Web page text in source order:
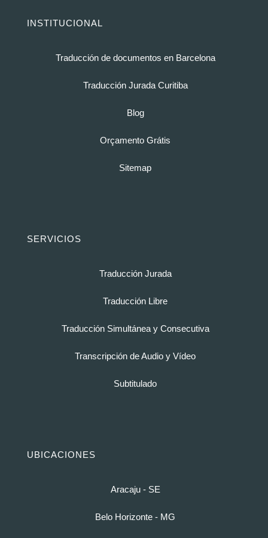
INSTITUCIONAL
Traducción de documentos en Barcelona
Traducción Jurada Curitiba
Blog
Orçamento Grátis
Sitemap
SERVICIOS
Traducción Jurada
Traducción Libre
Traducción Simultánea y Consecutiva
Transcripción de Audio y Vídeo
Subtitulado
UBICACIONES
Aracaju - SE
Belo Horizonte - MG